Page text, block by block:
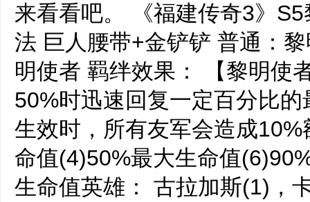
来看看吧。 《福建传奇3》
法 巨人腰带+金铲铲 普通：
明使者 羁绊效果： 【黎明使
50%时迅速回复一定百分比
生效时，所有友军会造成
命值(4)50%最大生命值
生命值英雄： 古拉加斯(1)，